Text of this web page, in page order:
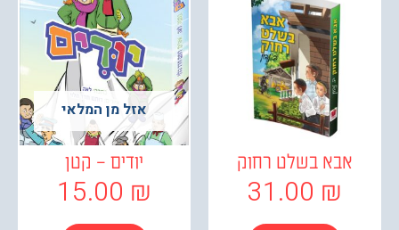
אבא בשלט רחוק
31.00
אזל מן המלאי
יודים – קטן
15.00